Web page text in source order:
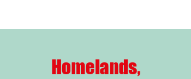
Homelands,